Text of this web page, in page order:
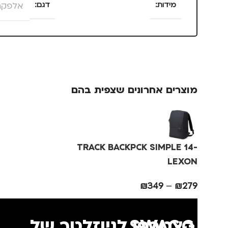
מידות
25 × 13.5 × 4 סנטימטרים
מידה +1.5
מותגים
מתאים ל
דגם
מוצרים אחרונים שצפית בהם
TRACK BACKPCK SIMPLE 14-
LEXON
₪279
–
₪349